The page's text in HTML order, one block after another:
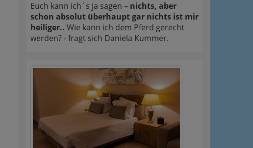
Euch kann ich´s ja sagen – nichts, aber
schon absolut überhaupt gar nichts ist mir
heiliger.. Wie kann ich dem Pferd gerecht
werden? - fragt sich Daniela Kummer.